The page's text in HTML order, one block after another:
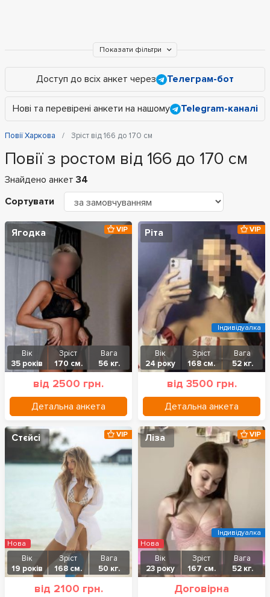
Показати фільтри
Доступ до всіх анкет через Телеграм-бот
Нові та перевірені анкети на нашому Telegram-каналі
Повії Харкова Зріст від 166 до 170 см
Повії з ростом від 166 до 170 см
Знайдено анкет 34
Сортувати
Ягодка
Вік
35 років
Зріст
170 см.
Вага
56 кг.
від 2500 грн.
Детальна анкета
VIP Ріта
Вік
24 року
Зріст
168 см.
Вага
52 кг.
від 3500 грн.
Детальна анкета
VIP
Індивідуалка
Стєйсі
Вік
19 років
Зріст
168 см.
Вага
50 кг.
від 2100 грн.
VIP
Нова
Ліза
Вік
23 року
Зріст
167 см.
Вага
52 кг.
Договірна
VIP
Нова
Індивідуалка